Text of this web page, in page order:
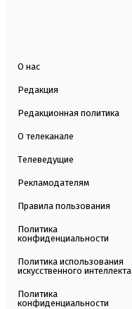
О нас
Редакция
Редакционная политика
О телеканале
Телеведущие
Рекламодателям
Правила пользования
Политика
конфиденциальности
Политика использования
искусственного интеллекта
Политика
конфиденциальности